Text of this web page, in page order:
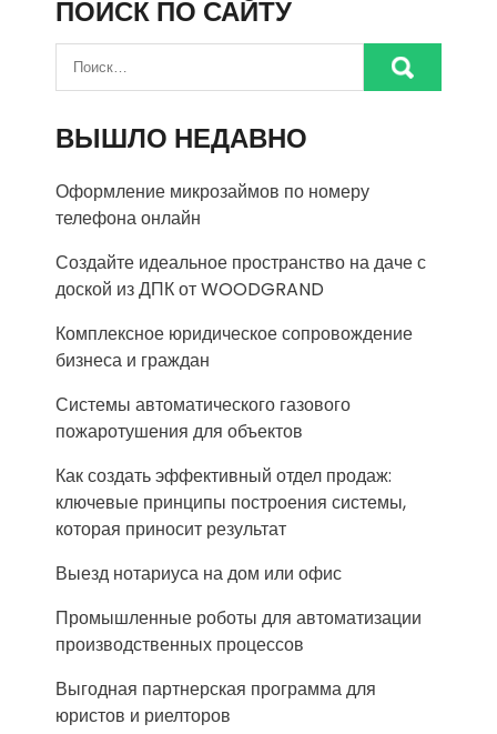
ПОИСК ПО САЙТУ
ВЫШЛО НЕДАВНО
Оформление микрозаймов по номеру
телефона онлайн
Создайте идеальное пространство на даче с
доской из ДПК от WOODGRAND
Комплексное юридическое сопровождение
бизнеса и граждан
Системы автоматического газового
пожаротушения для объектов
Как создать эффективный отдел продаж:
ключевые принципы построения системы,
которая приносит результат
Выезд нотариуса на дом или офис
Промышленные роботы для автоматизации
производственных процессов
Выгодная партнерская программа для
юристов и риелторов